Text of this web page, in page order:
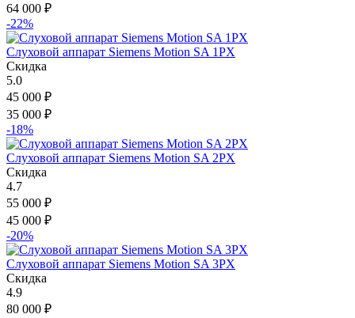
64 000 ₽
-22%
Слуховой аппарат Siemens Motion SA 1PX
Скидка
5.0
45 000 ₽
35 000 ₽
-18%
Слуховой аппарат Siemens Motion SA 2PX
Скидка
4.7
55 000 ₽
45 000 ₽
-20%
Слуховой аппарат Siemens Motion SA 3PX
Скидка
4.9
80 000 ₽